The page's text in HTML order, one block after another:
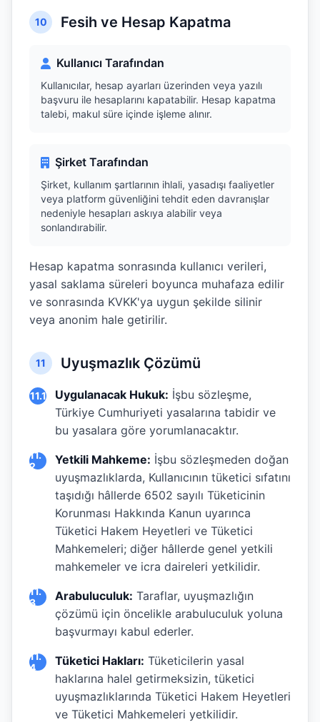
10 Fesih ve Hesap Kapatma
Kullanıcı Tarafından
Kullanıcılar, hesap ayarları üzerinden veya yazılı
başvuru ile hesaplarını kapatabilir. Hesap kapatma
talebi, makul süre içinde işleme alınır.
Şirket Tarafından
Şirket, kullanım şartlarının ihlali, yasadışı faaliyetler
veya platform güvenliğini tehdit eden davranışlar
nedeniyle hesapları askıya alabilir veya
sonlandırabilir.
Hesap kapatma sonrasında kullanıcı verileri,
yasal saklama süreleri boyunca muhafaza edilir
ve sonrasında KVKK'ya uygun şekilde silinir
veya anonim hale getirilir.
11 Uyuşmazlık Çözümü
11.1 Uygulanacak Hukuk: İşbu sözleşme,
Türkiye Cumhuriyeti yasalarına tabidir ve
bu yasalara göre yorumlanacaktır.
11.
2
Yetkili Mahkeme: İşbu sözleşmeden doğan
uyuşmazlıklarda, Kullanıcının tüketici sıfatını
taşıdığı hâllerde 6502 sayılı Tüketicinin
Korunması Hakkında Kanun uyarınca
Tüketici Hakem Heyetleri ve Tüketici
Mahkemeleri; diğer hâllerde genel yetkili
mahkemeler ve icra daireleri yetkilidir.
11.
3
Arabuluculuk: Taraflar, uyuşmazlığın
çözümü için öncelikle arabuluculuk yoluna
başvurmayı kabul ederler.
11.
4
Tüketici Hakları: Tüketicilerin yasal
haklarına halel getirmeksizin, tüketici
uyuşmazlıklarında Tüketici Hakem Heyetleri
ve Tüketici Mahkemeleri yetkilidir.